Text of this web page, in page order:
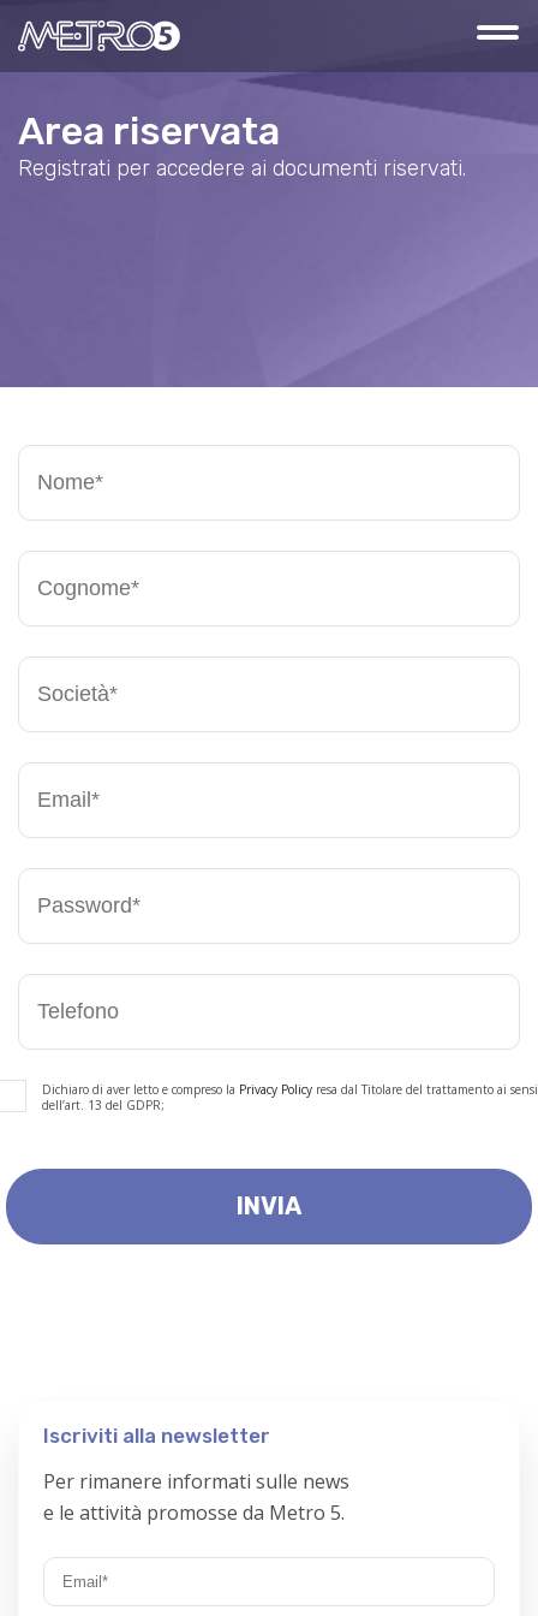
Area riservata
Registrati per accedere ai documenti riservati.
Dichiaro di aver letto e compreso la Privacy Policy resa dal Titolare del trattamento ai sensi
dell’art. 13 del GDPR;
Iscriviti alla newsletter
Per rimanere informati sulle news
e le attività promosse da Metro 5.